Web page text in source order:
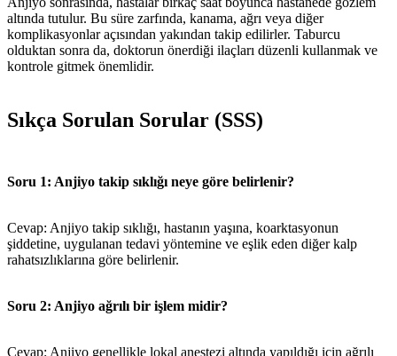
altında tutulur. Bu süre zarfında, kanama, ağrı veya diğer
komplikasyonlar açısından yakından takip edilirler. Taburcu
olduktan sonra da, doktorun önerdiği ilaçları düzenli kullanmak ve
kontrole gitmek önemlidir.
Sıkça Sorulan Sorular (SSS)
Soru 1: Anjiyo takip sıklığı neye göre belirlenir?
Cevap: Anjiyo takip sıklığı, hastanın yaşına, koarktasyonun
şiddetine, uygulanan tedavi yöntemine ve eşlik eden diğer kalp
rahatsızlıklarına göre belirlenir.
Soru 2: Anjiyo ağrılı bir işlem midir?
Cevap: Anjiyo genellikle lokal anestezi altında yapıldığı için ağrılı